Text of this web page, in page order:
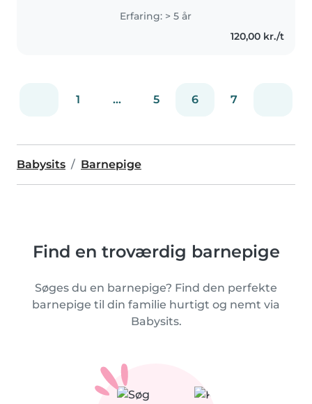
Erfaring: > 5 år
120,00 kr./t
1 ... 5 6 7
Babysits Barnepige
Find en troværdig barnepige
Søges du en barnepige? Find den perfekte
barnepige til din familie hurtigt og nemt via
Babysits.